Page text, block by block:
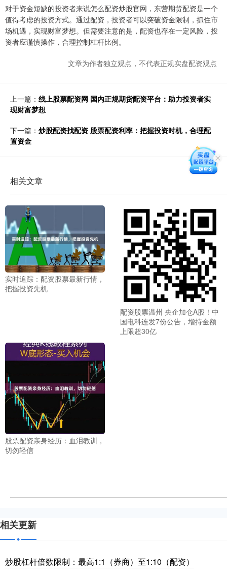
对于资金短缺的投资者来说怎么配资炒股官网，东营期货配资是一个
值得考虑的投资方式。通过配资，投资者可以突破资金限制，抓住市
场机遇，实现财富梦想。但需要注意的是，配资也存在一定风险，投
资者应谨慎操作，合理控制杠杆比例。
文章为作者独立观点，不代表正规实盘配资观点
上一篇： 线上股票配资网 国内正规期货配资平台：助力投资者实
现财富梦想
下一篇： 炒股配资找配资 股票配资利率：把握投资时机，合理配
置资金
相关文章
实时追踪：配资股票最新行情，
把握投资先机
配资股票温州 央企加仓A股！中
国电科连发7份公告，增持金额
上限超30亿
股票配资亲身经历：血泪教训，
切勿轻信
相关更新
炒股杠杆倍数限制：最高1:1（券商）至1:10（配资）